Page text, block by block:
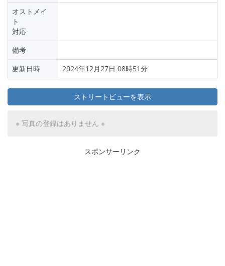
オストメイ
ト
対応
備考
更新日時
2024年12月27日 08時51分
ストリートビューを表示
※ 写真の登録はありません ※
スポンサーリンク